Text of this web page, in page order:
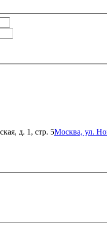
Москва, ул.